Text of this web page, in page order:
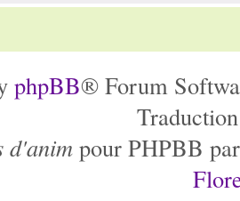
phpBB® Forum
d'anim pour PHPBB